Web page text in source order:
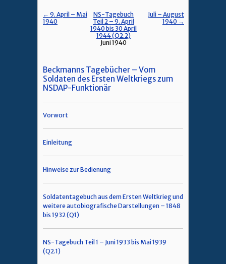
← 9. April – Mai
1940
Juli – August
1940 →
NS-Tagebuch
Teil 2 – 9. April
1940 bis 30 April
1944 (Q2.2)
Juni 1940
Beckmanns Tagebücher – Vom
Soldaten des Ersten Weltkriegs zum
NSDAP-Funktionär
Vorwort
Einleitung
Hinweise zur Bedienung
Soldatentagebuch aus dem Ersten Weltkrieg und
weitere autobiografische Darstellungen – 1848
bis 1932 (Q1)
NS-Tagebuch Teil 1 – Juni 1933 bis Mai 1939
(Q2.1)